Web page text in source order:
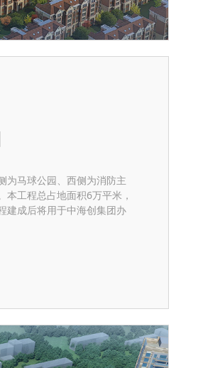
为马球公园、西侧为消防主
工程总占地面积6万平米，
建成后将用于中海创集团办